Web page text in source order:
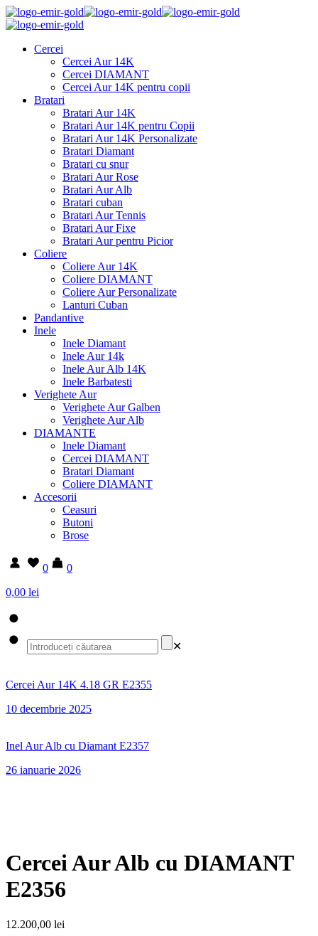
Cercei
Cercei Aur 14K
Cercei DIAMANT
Cercei Aur 14K pentru copii
Bratari
Bratari Aur 14K
Bratari Aur 14K pentru Copii
Bratari Aur 14K Personalizate
Bratari Diamant
Bratari cu snur
Bratari Aur Rose
Bratari Aur Alb
Bratari cuban
Bratari Aur Tennis
Bratari Aur Fixe
Bratari Aur pentru Picior
Coliere
Coliere Aur 14K
Coliere DIAMANT
Coliere Aur Personalizate
Lanturi Cuban
Pandantive
Inele
Inele Diamant
Inele Aur 14k
Inele Aur Alb 14K
Inele Barbatesti
Verighete Aur
Verighete Aur Galben
Verighete Aur Alb
DIAMANTE
Inele Diamant
Cercei DIAMANT
Bratari Diamant
Coliere DIAMANT
Accesorii
Ceasuri
Butoni
Brose
0
0
0,00 lei
✕
Cercei Aur 14K 4.18 GR E2355
10 decembrie 2025
Inel Aur Alb cu Diamant E2357
26 ianuarie 2026
Cercei Aur Alb cu DIAMANT
E2356
12.200,00 lei